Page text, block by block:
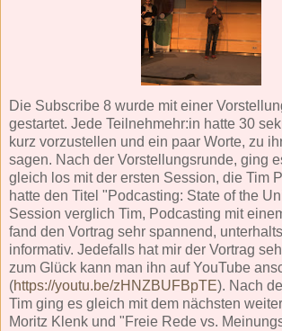
Die Subscribe 8 wurde mit einer
gestartet. Jede Teilnehmehr:in hatte 30
kurz vorzustellen und ein paar Worte, zu
sagen. Nach der Vorstellungsrunde, ging
gleich los mit der ersten Session, die Tim
hatte den Titel "Podcasting: State of the
Session verglich Tim, Podcasting mit
fand den Vortrag sehr spannend,
informativ. Jedefalls hat mir der Vortrag
zum Glück kann man ihn auf YouTube
(https://youtu.be/zHNZBUFBpTE). Nach
Tim ging es gleich mit dem nächsten
Moritz Klenk und "Freie Rede vs.